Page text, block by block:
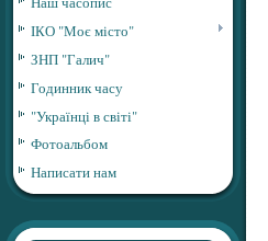
ІКО "Моє місто"
ЗНП "Галич"
Годинник часу
"Українці в світі"
Фотоальбом
Написати нам